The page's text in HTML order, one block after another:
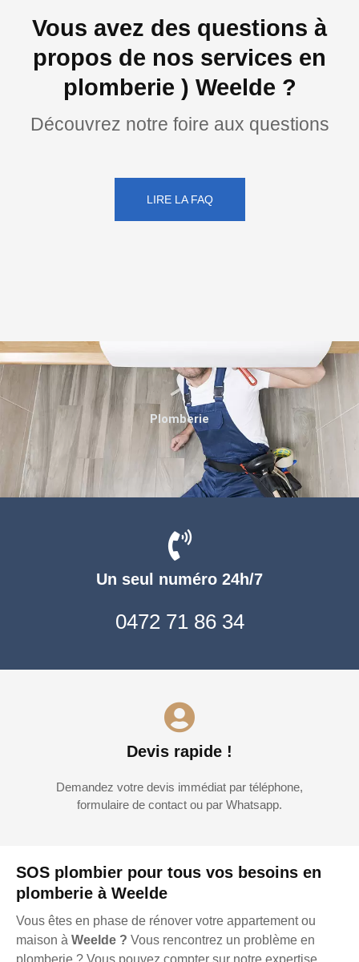
Vous avez des questions à
propos de nos services en
plomberie ) Weelde ?
Découvrez notre foire aux questions
LIRE LA FAQ
SOS plombier pour tous vos besoins en
plomberie à Weelde
Vous êtes en phase de rénover votre appartement ou
maison à Weelde ? Vous rencontrez un problème en
Un seul numéro 24h/7
0472 71 86 34
Devis rapide !
Demandez votre devis immédiat par téléphone,
formulaire de contact ou par Whatsapp.
Plomberie